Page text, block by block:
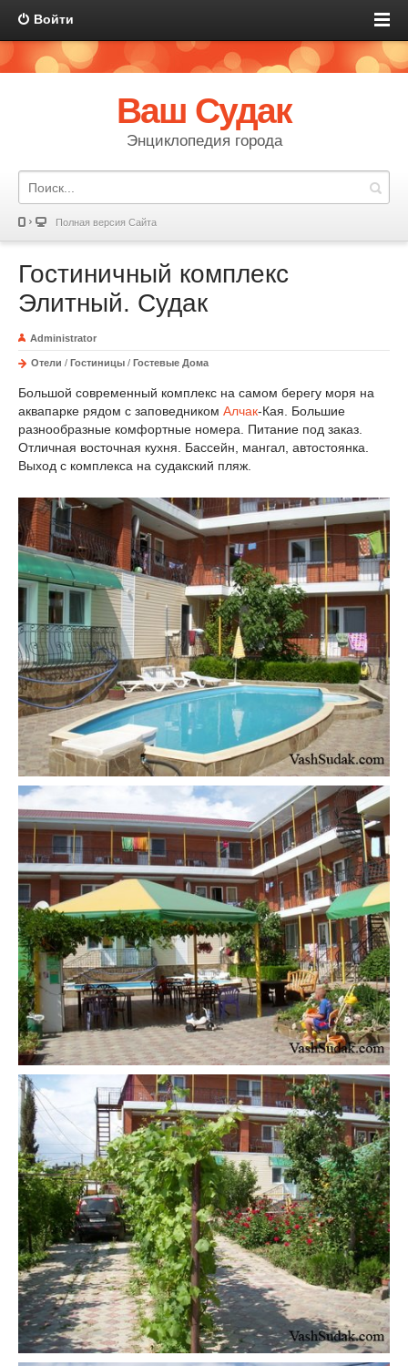
Войти
Ваш Судак
Энциклопедия города
Полная версия Сайта
Гостиничный комплекс
Элитный. Судак
Administrator
Отели / Гостиницы / Гостевые Дома
Большой современный комплекс на самом берегу моря на
аквапарке рядом с заповедником Алчак-Кая. Большие
разнообразные комфортные номера. Питание под заказ.
Отличная восточная кухня. Бассейн, мангал, автостоянка.
Выход с комплекса на судакский пляж.